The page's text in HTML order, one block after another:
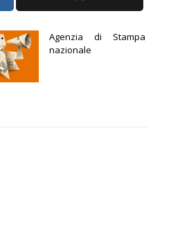
Agenzia di Stampa
nazionale